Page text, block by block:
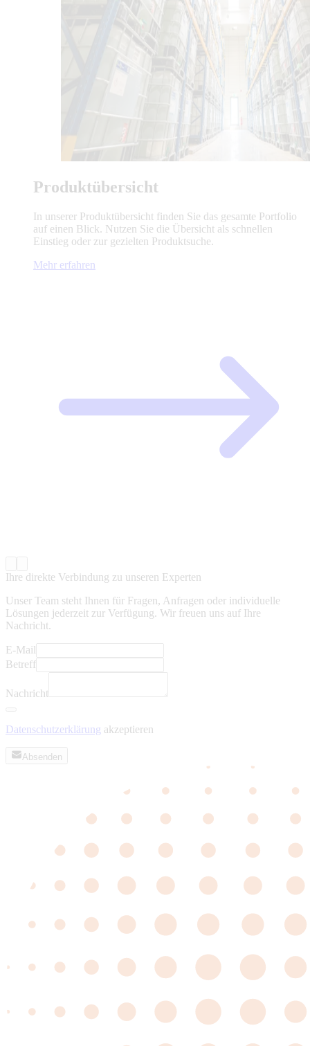
Produktübersicht
In unserer Produktübersicht finden Sie das gesamte Portfolio
auf einen Blick. Nutzen Sie die Übersicht als schnellen
Einstieg oder zur gezielten Produktsuche.
Mehr erfahren
Ihre direkte Verbindung zu unseren Experten
Unser Team steht Ihnen für Fragen, Anfragen oder individuelle
Lösungen jederzeit zur Verfügung. Wir freuen uns auf Ihre
Nachricht.
E-Mail
Betreff
Nachricht
Datenschutzerklärung akzeptieren
Absenden